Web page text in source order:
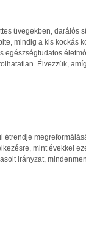
üvegekben, darálós
mindig a kis kockás
egészségtudatos
Élvezzük,
étrendje
mint évekkel
irányzat,